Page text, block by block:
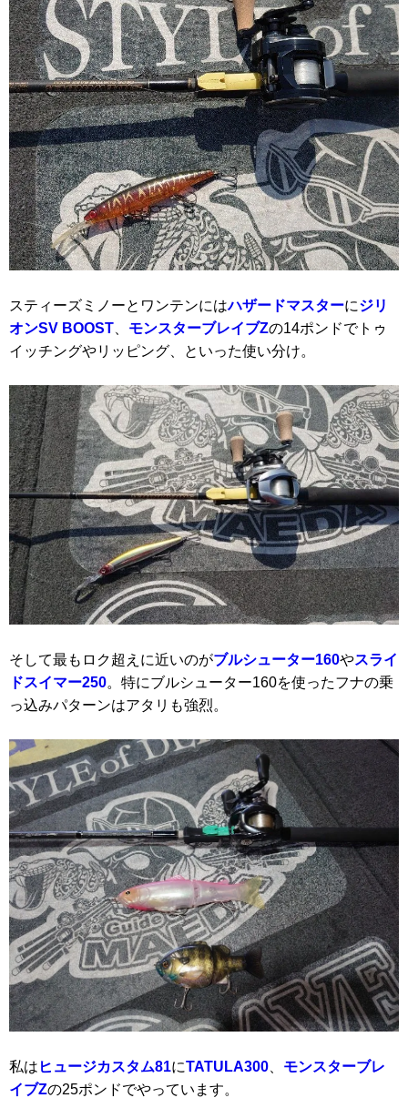
スティーズミノーとワンテンにはハザードマスターにジリ
オンSV BOOST
モンスターブレイブZの14ポンドでトゥ
イッチングやリッピング、といった使い分け。
そして最もロク超えに近いのがブルシューター160やスライ
ドスイマー250。特にブルシューター160を使ったフナの乗
っ込みパターンはアタリも強烈。
私は ヒュージカスタム81にTATULA300
モンスターブレ
イブZの25ポンドでやっています。